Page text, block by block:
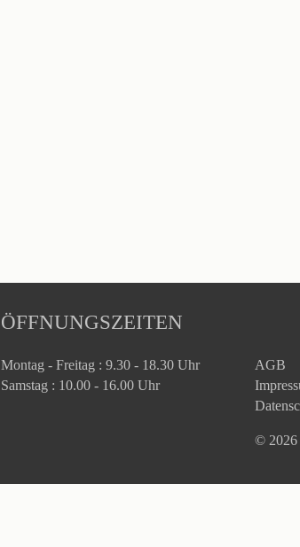
ÖFFNUNGSZEITEN
Montag - Freitag : 9.30 - 18.30 Uhr
Samstag : 10.00 - 16.00 Uhr
AGB
© 2026